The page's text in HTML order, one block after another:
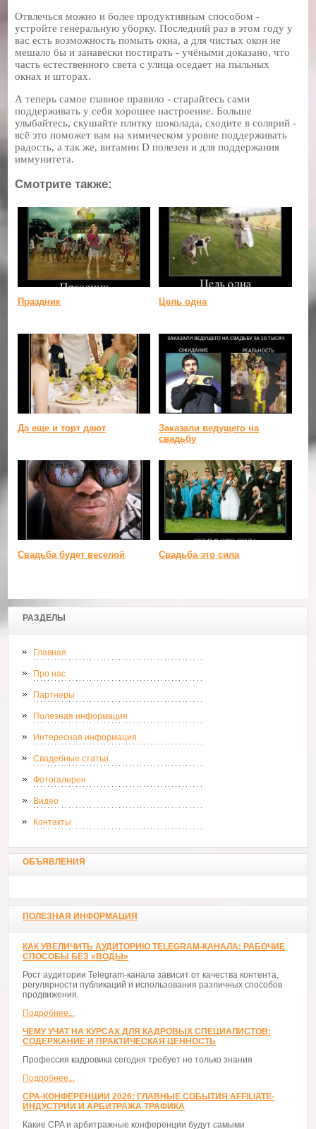
РАЗДЕЛЫ
Главная
Про нас
Партнеры
Полезная информация
Интересная информация
Свадебные статьи
Фотогалерея
Видео
Контакты
ОБЪЯВЛЕНИЯ
ПОЛЕЗНАЯ ИНФОРМАЦИЯ
КАК УВЕЛИЧИТЬ АУДИТОРИЮ TELEGRAM-КАНАЛА: РАБОЧИЕ
СПОСОБЫ БЕЗ «ВОДЫ»
Рост аудитории Telegram-канала зависит от качества контента,
регулярности публикаций и использования различных способов
продвижения.
Подробнее...
ЧЕМУ УЧАТ НА КУРСАХ ДЛЯ КАДРОВЫХ СПЕЦИАЛИСТОВ:
СОДЕРЖАНИЕ И ПРАКТИЧЕСКАЯ ЦЕННОСТЬ
Профессия кадровика сегодня требует не только знания
Подробнее...
CPA-КОНФЕРЕНЦИИ 2026: ГЛАВНЫЕ СОБЫТИЯ AFFILIATE-
ИНДУСТРИИ И АРБИТРАЖА ТРАФИКА
Какие CPA и арбитражные конференции будут самыми
Отвлечься можно и более продуктивным способом -
устройте генеральную уборку. Последний раз в этом году у
вас есть возможность помыть окна, а для чистых окон не
мешало бы и занавески постирать - учёными доказано, что
часть естественного света с улица оседает на пыльных
окнах и шторах.
А теперь самое главное правило - старайтесь сами
поддерживать у себя хорошее настроение. Больше
улыбайтесь, скушайте плитку шоколада, сходите в солярий -
всё это поможет вам на химическом уровне поддерживать
радость, а так же, витамин D полезен и для поддержания
иммунитета.
Смотрите также:
Праздник Цель одна
Да еще и торт дают
Заказали ведущего на
свадьбу
Свадьба будет веселой Свадьба это сила